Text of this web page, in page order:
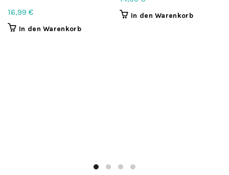
16,99 €
In den Warenkorb
In den Warenkorb